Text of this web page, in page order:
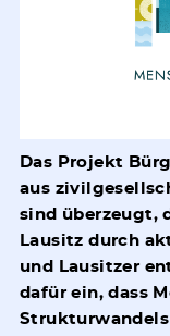
Das Projekt
aus
sind überzeugt,
Lausitz durch
und Lausitzer
dafür ein, dass